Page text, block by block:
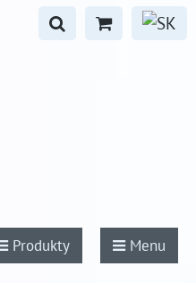
Produkty Menu